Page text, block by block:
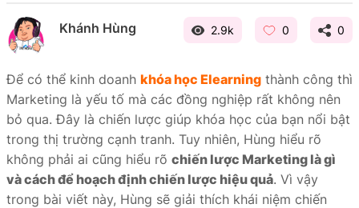
Khánh Hùng 2.9k 0 0
Để có thể kinh doanh khóa học Elearning thành công thì
Marketing là yếu tố mà các đồng nghiệp rất không nên
bỏ qua. Đây là chiến lược giúp khóa học của bạn nổi bật
trong thị trường cạnh tranh. Tuy nhiên, Hùng hiểu rõ
không phải ai cũng hiểu rõ chiến lược Marketing là gì
và cách để hoạch định chiến lược hiệu quả. Vì vậy
trong bài viết này, Hùng sẽ giải thích khái niệm chiến